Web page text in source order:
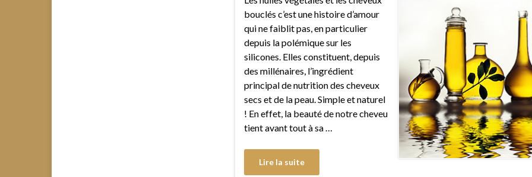
bouclés c’est une histoire d’amour
qui ne faiblit pas, en particulier
depuis la polémique sur les
silicones. Elles constituent, depuis
des millénaires, l’ingrédient
principal de nutrition des cheveux
secs et de la peau. Simple et naturel
! En effet, la beauté de notre cheveu
tient avant tout à sa …
Lire la suite